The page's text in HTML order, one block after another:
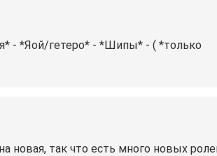
- *Яой/гетеро* - *Шипы* - ( *только
новая, так что есть много новых